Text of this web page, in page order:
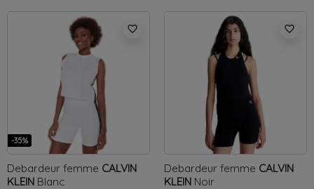
favorite_border
-35%
Debardeur femme CALVIN
KLEIN Blanc
favorite_border
Debardeur femme CALVIN
KLEIN Noir